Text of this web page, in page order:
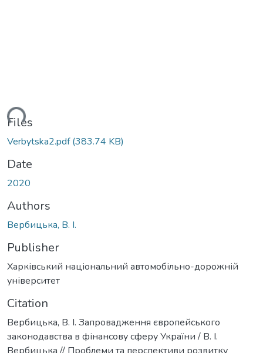
Files
Verbytska2.pdf(383.74 KB)
Date
2020
Authors
Вербицька, В. І.
Publisher
Харківський національний автомобільно-дорожній
університет
Citation
Вербицька, В. І. Запровадження європейського
законодавства в фінансову сферу України / В. І.